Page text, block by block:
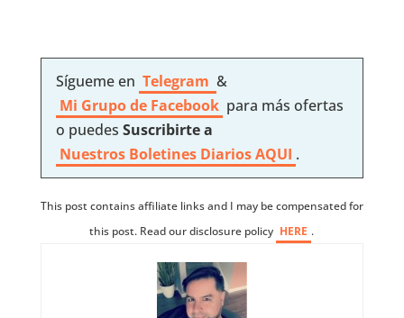
Sígueme en Telegram &
Mi Grupo de Facebook para más ofertas
o puedes Suscribirte a
Nuestros Boletines Diarios AQUI .
This post contains affiliate links and I may be compensated for
this post. Read our disclosure policy HERE .